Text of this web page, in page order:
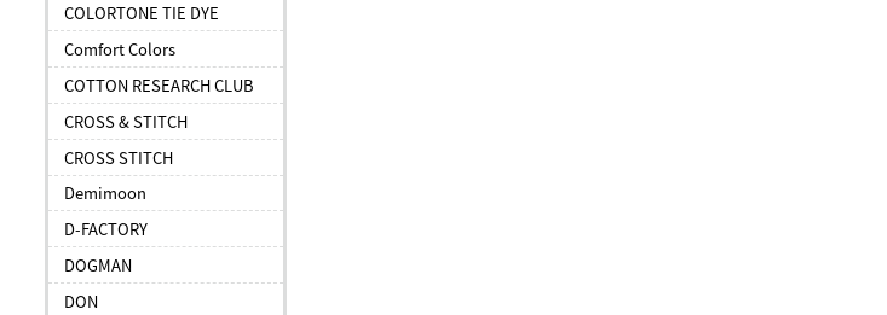
COLORTONE TIE DYE
Comfort Colors
COTTON RESEARCH CLUB
CROSS & STITCH
CROSS STITCH
Demimoon
D-FACTORY
DOGMAN
DON